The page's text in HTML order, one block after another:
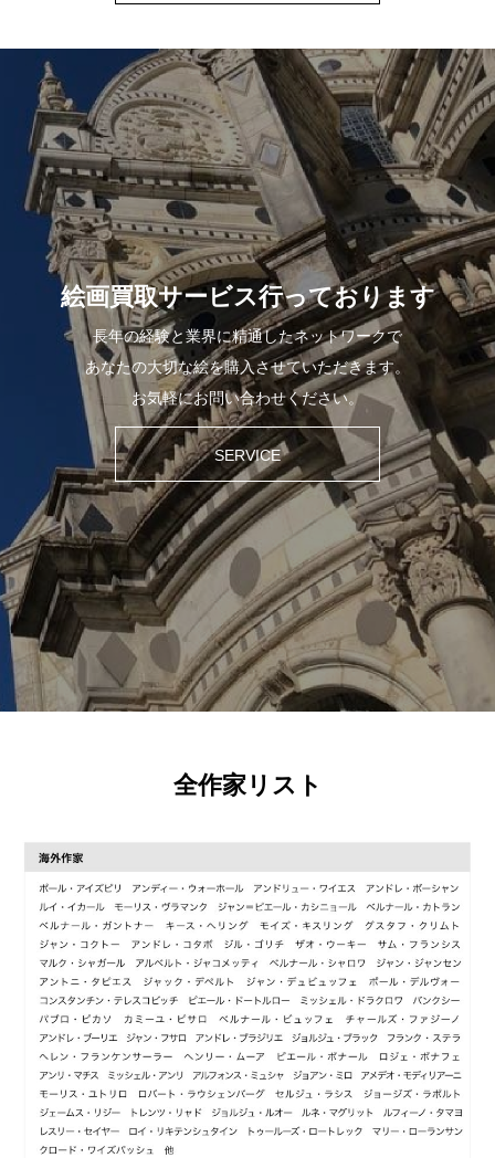
絵画買取サービス行っております
長年の経験と業界に精通したネットワークで
あなたの大切な絵を購入させていただきます。
お気軽にお問い合わせください。
SERVICE
全作家リスト